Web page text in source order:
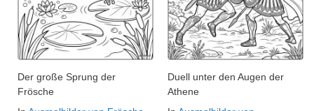
Der große Sprung der
Frösche
Duell unter den Augen der
Athene